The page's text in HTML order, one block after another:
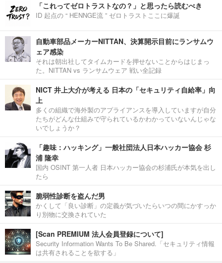
「これってゼロトラストなの？」と思ったら読むべき
ID 起点の “ HENNGE流 ” ゼロトラストここに爆誕
自動車部品メーカーNITTAN、決算開示目前にランサムウ
ェア感染
それは朝出社してタイムカードを押せないことからはじまっ
た。NITTAN vs ランサムウェア 戦い全記録
NICT 井上大介が考える 日本の「セキュリティ自給率」向
上
多くの組織で海外製のアプライアンスを導入していますが自分
たちがどんな仕組みで守られているかわかっていないんじゃな
いでしょうか？
「趣味：ハッキング」一般社団法人日本ハッカー協会 杉
浦 隆幸
国内 OSINT 第一人者 日本ハッカー協会の杉浦氏が本気を出し
たら
脆弱性診断を盗んだ男
かくして「良い診断」の定義が気づいたらいつの間にかすっか
り別物に交換されていた
[Scan PREMIUM 法人会員登録について]
Security Information Wants To Be Shared.「セキュリティ情報
は共有されることを欲する」